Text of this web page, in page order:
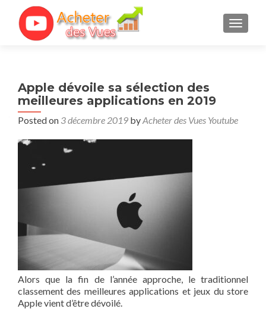
Apple dévoile sa sélection des
meilleures applications en 2019
Posted on 3 décembre 2019 byAcheter des Vues Youtube
Alors que la fin de l’année approche, le traditionnel
classement des meilleures applications et jeux du store
Apple vient d’être dévoilé.